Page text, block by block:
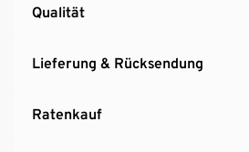
Qualität
Lieferung & Rücksendung
Ratenkauf